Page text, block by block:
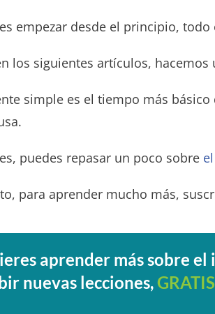
empezar desde el principio, todo
los siguientes artículos,
simple es el tiempo más
puedes repasar un poco sobre
para aprender mucho más,
aprender más sobre
nuevas lecciones,